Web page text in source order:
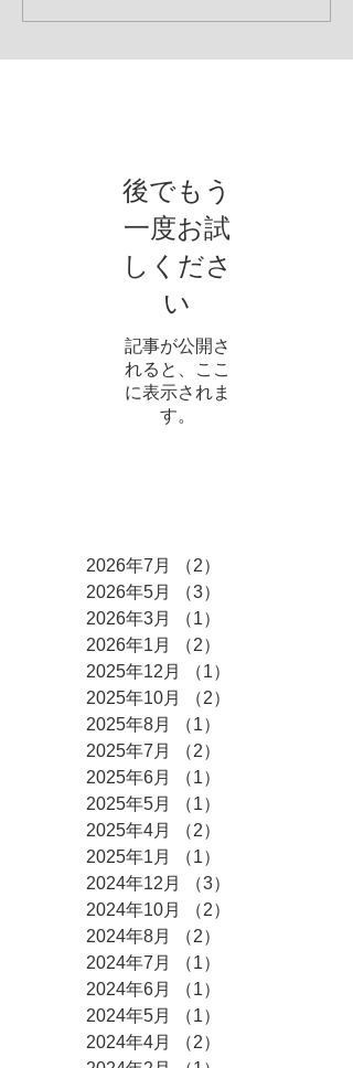
後でもう
一度お試
しくださ
い
記事が公開さ
れると、ここ
に表示されま
す。
2026年7月 （2）
2026年5月
（3）
2026年3月
（1）
2026年1月
（2）
2025年12月
（1）
2025年10月
（2）
2025年8月
（1）
2025年7月
（2）
2025年6月
（1）
2025年5月
（1）
2025年4月
（2）
2025年1月
（1）
2024年12月
（3）
2024年10月
（2）
2024年8月
（2）
2024年7月
（1）
2024年6月
（1）
2024年5月
（1）
2024年4月
（2）